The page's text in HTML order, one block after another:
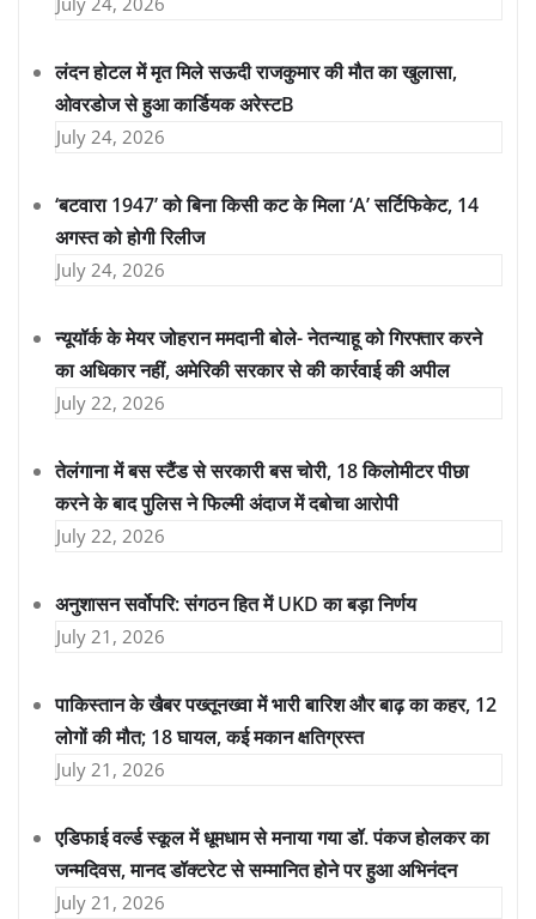
लंदन होटल में मृत मिले सऊदी राजकुमार की मौत का खुलासा,
ओवरडोज से हुआ कार्डियक अरेस्टB
July 24, 2026
‘बटवारा 1947’ को बिना किसी कट के मिला ‘A’ सर्टिफिकेट, 14
अगस्त को होगी रिलीज
July 24, 2026
न्यूयॉर्क के मेयर जोहरान ममदानी बोले- नेतन्याहू को गिरफ्तार करने
का अधिकार नहीं, अमेरिकी सरकार से की कार्रवाई की अपील
July 22, 2026
तेलंगाना में बस स्टैंड से सरकारी बस चोरी, 18 किलोमीटर पीछा
करने के बाद पुलिस ने फिल्मी अंदाज में दबोचा आरोपी
July 22, 2026
अनुशासन सर्वोपरि: संगठन हित में UKD का बड़ा निर्णय
July 21, 2026
पाकिस्तान के खैबर पख्तूनख्वा में भारी बारिश और बाढ़ का कहर, 12
लोगों की मौत; 18 घायल, कई मकान क्षतिग्रस्त
July 21, 2026
एडिफाई वर्ल्ड स्कूल में धूमधाम से मनाया गया डॉ. पंकज होलकर का
जन्मदिवस, मानद डॉक्टरेट से सम्मानित होने पर हुआ अभिनंदन
July 21, 2026